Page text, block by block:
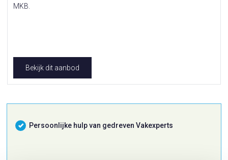
MKB.
Bekijk dit aanbod
Persoonlijke hulp van gedreven Vakexperts